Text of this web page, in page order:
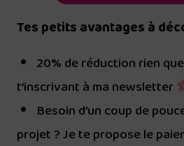
Tes petits avantages à
20% de réduction rien
t’inscrivant à ma newsletter
Besoin d’un coup de
projet ? Je te propose le